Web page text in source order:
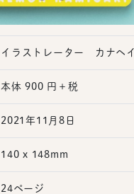
イラストレーター カナヘイ
本体 900 円＋税
2021年11月8日
140 x 148mm
24ページ